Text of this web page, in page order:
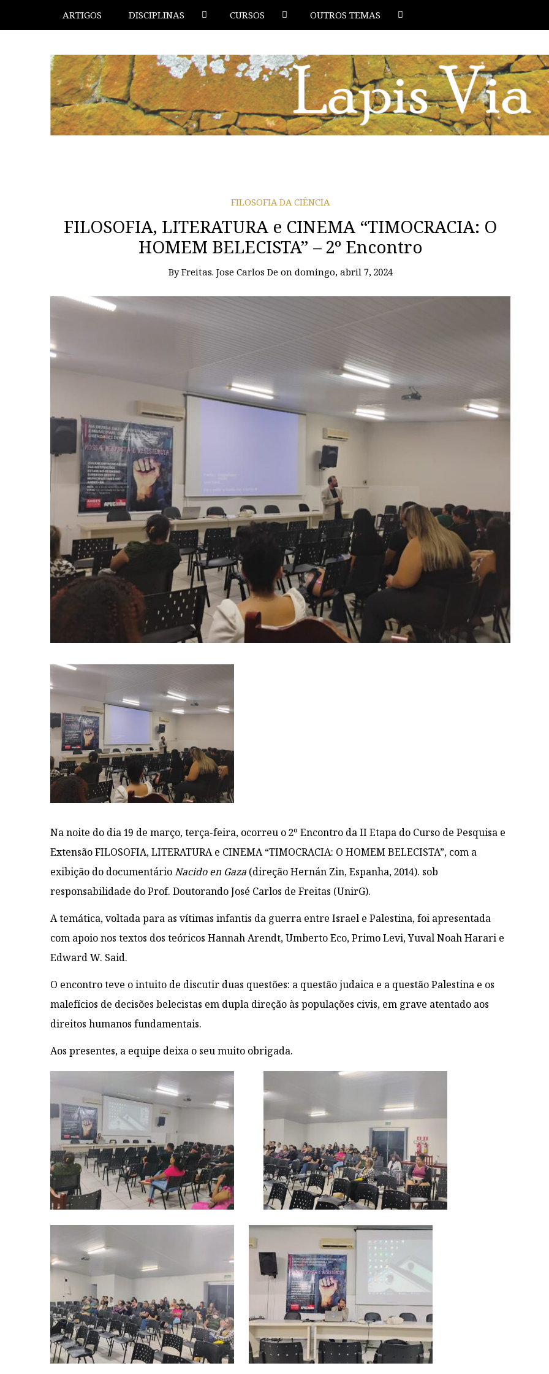
ARTIGOS DISCIPLINAS CURSOS OUTROS TEMAS
FILOSOFIA DA CIÊNCIA
FILOSOFIA, LITERATURA e CINEMA “TIMOCRACIA: O
HOMEM BELECISTA” – 2º Encontro
ByFreitas. Jose Carlos De on domingo, abril 7, 2024
Na noite do dia 19 de março, terça-feira, ocorreu o 2º Encontro da II Etapa do Curso de Pesquisa e
Extensão FILOSOFIA, LITERATURA e CINEMA “TIMOCRACIA: O HOMEM BELECISTA”, com a
exibição do documentárioNacido en Gaza (direção Hernán Zin, Espanha, 2014). sob
responsabilidade do Prof. Doutorando José Carlos de Freitas (UnirG).
A temática, voltada para as vítimas infantis da guerra entre Israel e Palestina, foi apresentada
com apoio nos textos dos teóricos Hannah Arendt, Umberto Eco, Primo Levi, Yuval Noah Harari e
Edward W. Said.
O encontro teve o intuito de discutir duas questões: a questão judaica e a questão Palestina e os
malefícios de decisões belecistas em dupla direção às populações civis, em grave atentado aos
direitos humanos fundamentais.
Aos presentes, a equipe deixa o seu muito obrigada.